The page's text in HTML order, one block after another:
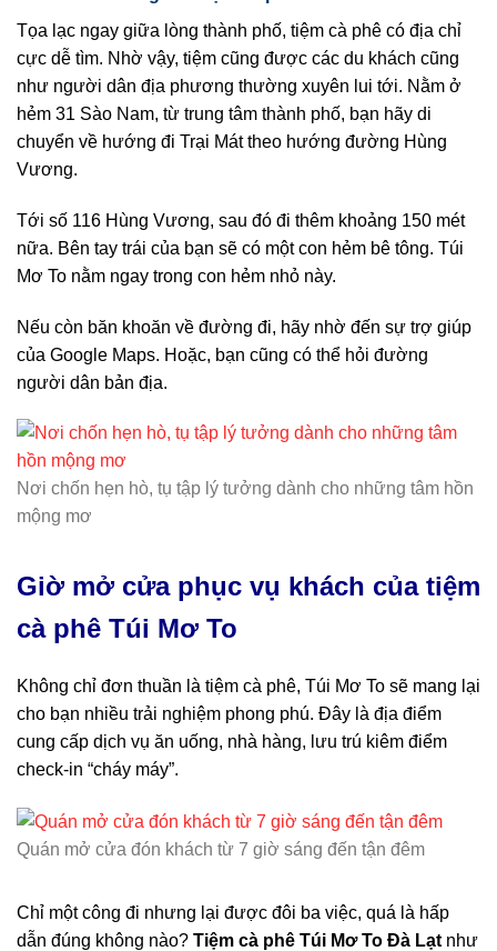
Tọa lạc ngay giữa lòng thành phố, tiệm cà phê có địa chỉ
cực dễ tìm. Nhờ vậy, tiệm cũng được các du khách cũng
như người dân địa phương thường xuyên lui tới. Nằm ở
hẻm 31 Sào Nam, từ trung tâm thành phố, bạn hãy di
chuyển về hướng đi Trại Mát theo hướng đường Hùng
Vương.
Tới số 116 Hùng Vương, sau đó đi thêm khoảng 150 mét
nữa. Bên tay trái của bạn sẽ có một con hẻm bê tông. Túi
Mơ To nằm ngay trong con hẻm nhỏ này.
Nếu còn băn khoăn về đường đi, hãy nhờ đến sự trợ giúp
của Google Maps. Hoặc, bạn cũng có thể hỏi đường
người dân bản địa.
Nơi chốn hẹn hò, tụ tập lý tưởng dành cho những tâm hồn
mộng mơ
Giờ mở cửa phục vụ khách của tiệm
cà phê Túi Mơ To
Không chỉ đơn thuần là tiệm cà phê, Túi Mơ To sẽ mang lại
cho bạn nhiều trải nghiệm phong phú. Đây là địa điểm
cung cấp dịch vụ ăn uống, nhà hàng, lưu trú kiêm điểm
check-in “cháy máy”.
Quán mở cửa đón khách từ 7 giờ sáng đến tận đêm
Chỉ một công đi nhưng lại được đôi ba việc, quá là hấp
dẫn đúng không nào? Tiệm cà phê Túi Mơ To Đà Lạt như